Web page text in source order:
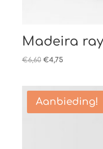
Madeira
€6,60 Oorspronkelijke
€4,75Huidige
Aanbieding!